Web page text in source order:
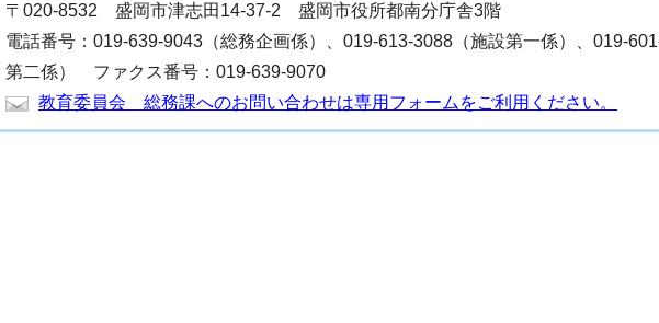
〒020-8532 盛岡市津志田14-37-2 盛岡市役所都南分庁舎3階
電話番号：019-639-9043（総務企画係）、019-613-3088（施設第一係）、019-
第二係） ファクス番号：019-639-9070
教育委員会 総務課へのお問い合わせは専用フォームをご利用ください。